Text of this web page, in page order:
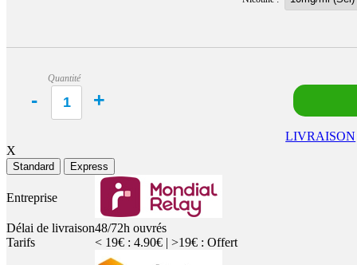
Quantité
LIVRAISON
X
Standard Express
Entreprise
Délai de livraison48/72h ouvrés
Tarifs
< 19€ : 4.90€ | >19€ : Offert